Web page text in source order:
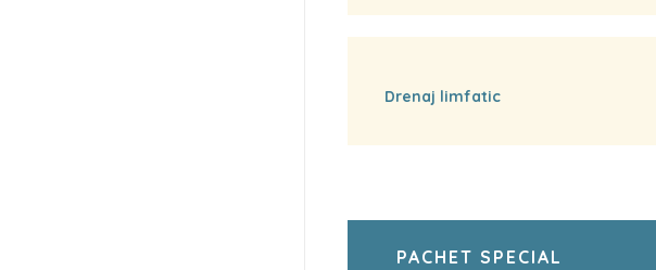
Drenaj limfatic
PACHET SPECIAL